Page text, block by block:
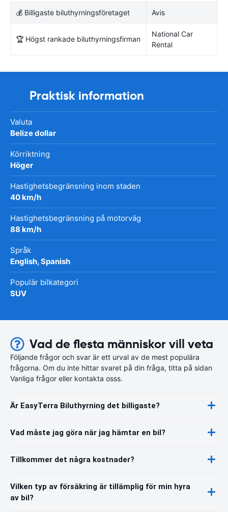
💰 Billigaste biluthyrningsföretaget Avis
🏆 Högst rankade biluthyrningsfirman
National Car
Rental
Praktisk information
Valuta
Belize dollar
Körriktning
Höger
Hastighetsbegränsning inom staden
40 km/h
Hastighetsbegränsning på motorväg
88 km/h
Språk
English, Spanish
Populär bilkategori
SUV
Vad de flesta människor vill veta
Följande frågor och svar är ett urval av de mest populära
frågorna. Om du inte hittar svaret på din fråga, titta på sidan
Vanliga frågor eller kontakta osss.
Är EasyTerra Biluthyrning det billigaste?
Vad måste jag göra när jag hämtar en bil?
Tillkommer det några kostnader?
Vilken typ av försäkring är tillämplig för min hyra
av bil?